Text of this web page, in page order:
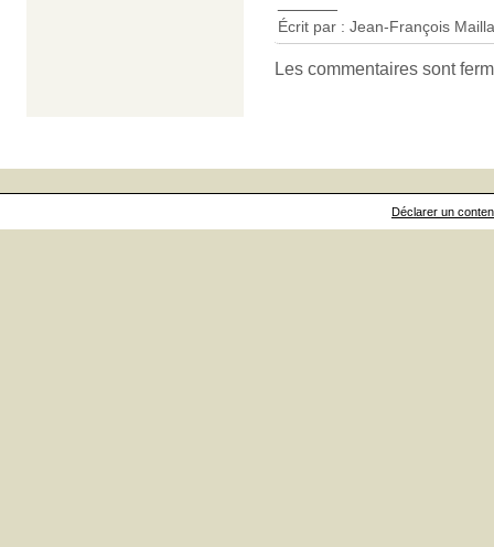
Écrit par : Jean-François
Les commentaires sont
Déclarer un